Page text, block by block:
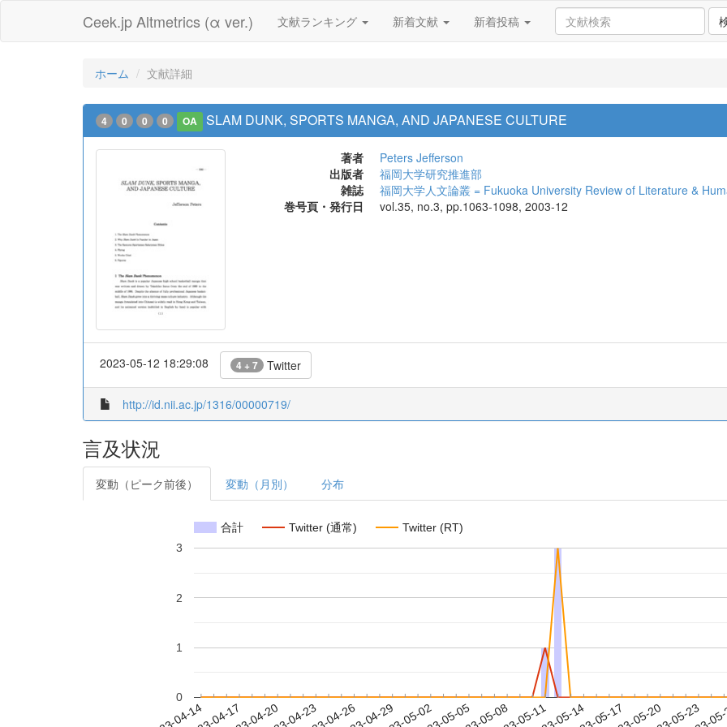
Ceek.jp Altmetrics (α ver.) 文献ランキング 新着文献 新着投稿
ホーム 文献詳細
4 0 0 0 OA SLAM DUNK, SPORTS MANGA, AND JAPANESE CULTURE
著者
Peters Jefferson
出版者
福岡大学研究推進部
雑誌
福岡大学人文論叢 = Fukuoka University Review of Literature &
巻号頁・発行日
vol.35, no.3, pp.1063-1098, 2003-12
2023-05-12 18:29:08 4 + 7 Twitter
http://id.nii.ac.jp/1316/00000719/
言及状況
変動（ピーク前後） 変動（月別） 分布
合計 Twitter (通常) Twitter (RT)
0
1
2
3